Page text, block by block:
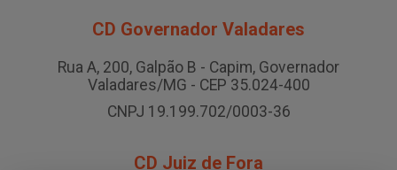
CD Governador Valadares
Rua A, 200, Galpão B - Capim, Governador
Valadares/MG - CEP 35.024-400
CNPJ 19.199.702/0003-36
CD Juiz de Fora